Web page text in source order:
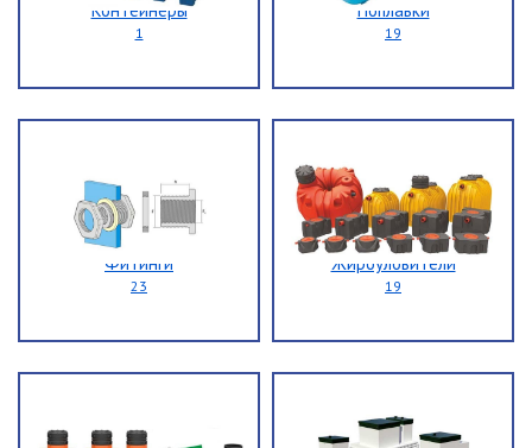
Контейнеры
1
Поплавки
19
Фитинги
23
Жироуловители
19